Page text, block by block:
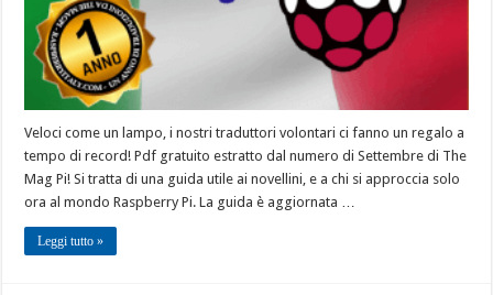
Veloci come un lampo, i nostri traduttori volontari ci fanno un regalo a
tempo di record! Pdf gratuito estratto dal numero di Settembre di The
Mag Pi! Si tratta di una guida utile ai novellini, e a chi si approccia solo
ora al mondo Raspberry Pi. La guida è aggiornata …
Leggi tutto »